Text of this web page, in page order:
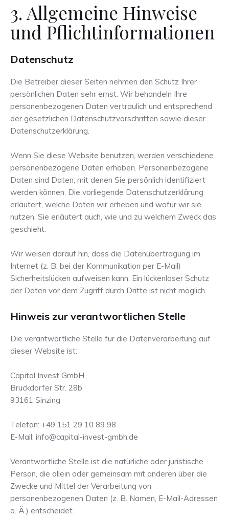
3. Allgemeine Hinweise
und Pflicht­informationen
Datenschutz
Die Betreiber dieser Seiten nehmen den Schutz Ihrer
persönlichen Daten sehr ernst. Wir behandeln Ihre
personenbezogenen Daten vertraulich und entsprechend
der gesetzlichen Datenschutzvorschriften sowie dieser
Datenschutzerklärung.
Wenn Sie diese Website benutzen, werden verschiedene
personenbezogene Daten erhoben. Personenbezogene
Daten sind Daten, mit denen Sie persönlich identifiziert
werden können. Die vorliegende Datenschutzerklärung
erläutert, welche Daten wir erheben und wofür wir sie
nutzen. Sie erläutert auch, wie und zu welchem Zweck das
geschieht.
Wir weisen darauf hin, dass die Datenübertragung im
Internet (z. B. bei der Kommunikation per E-Mail)
Sicherheitslücken aufweisen kann. Ein lückenloser Schutz
der Daten vor dem Zugriff durch Dritte ist nicht möglich.
Hinweis zur verantwortlichen Stelle
Die verantwortliche Stelle für die Datenverarbeitung auf
dieser Website ist:
Capital Invest GmbH
Bruckdorfer Str. 28b
93161 Sinzing
Telefon: +49 151 29 10 89 98
E-Mail: info@capital-invest-gmbh.de
Verantwortliche Stelle ist die natürliche oder juristische
Person, die allein oder gemeinsam mit anderen über die
Zwecke und Mittel der Verarbeitung von
personenbezogenen Daten (z. B. Namen, E-Mail-Adressen
o. Ä.) entscheidet.